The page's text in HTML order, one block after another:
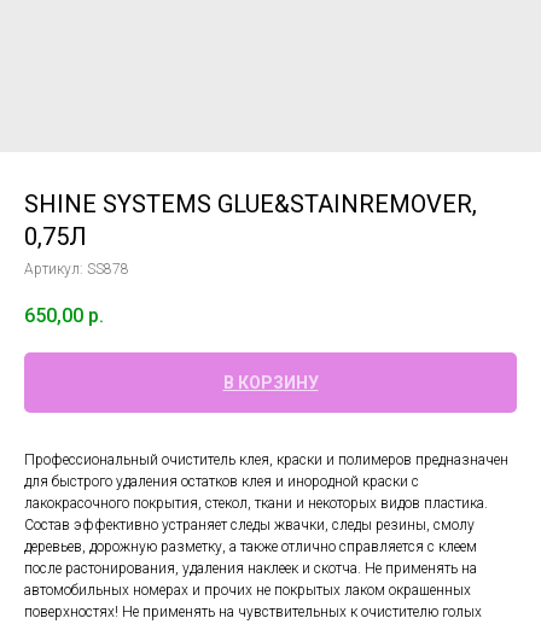
SHINE SYSTEMS GLUE&STAINREMOVER,
0,75Л
Артикул: SS878
650,00 р.
В КОРЗИНУ
Профессиональный очиститель клея, краски и полимеров предназначен
для быстрого удаления остатков клея и инородной краски с
лакокрасочного покрытия, стекол, ткани и некоторых видов пластика.
Состав эффективно устраняет следы жвачки, следы резины, смолу
деревьев, дорожную разметку, а также отлично справляется с клеем
после растонирования, удаления наклеек и скотча. Не применять на
автомобильных номерах и прочих не покрытых лаком окрашенных
поверхностях! Не применять на чувствительных к очистителю голых